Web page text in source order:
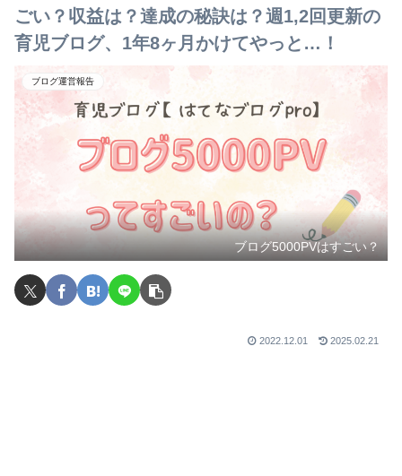
ごい？収益は？達成の秘訣は？週1,2回更新の
育児ブログ、1年8ヶ月かけてやっと…！
ブログ運営報告
ブログ5000PVはすごい？
2022.12.01 2025.02.21